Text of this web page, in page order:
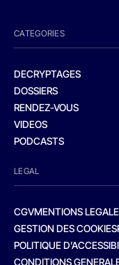
CATEGORIES
DECRYPTAGES
DOSSIERS
RENDEZ-VOUS
VIDEOS
PODCASTS
LEGAL
CGVMENTIONS
GESTION DES COOKIES
POLITIQUE
CONDITIONS